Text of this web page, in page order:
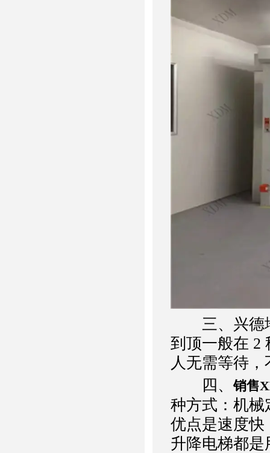
三、兴德地
到顶一般在 2
人无需等待
四、销售
种方式：机械
优点是速度快
升降电梯都